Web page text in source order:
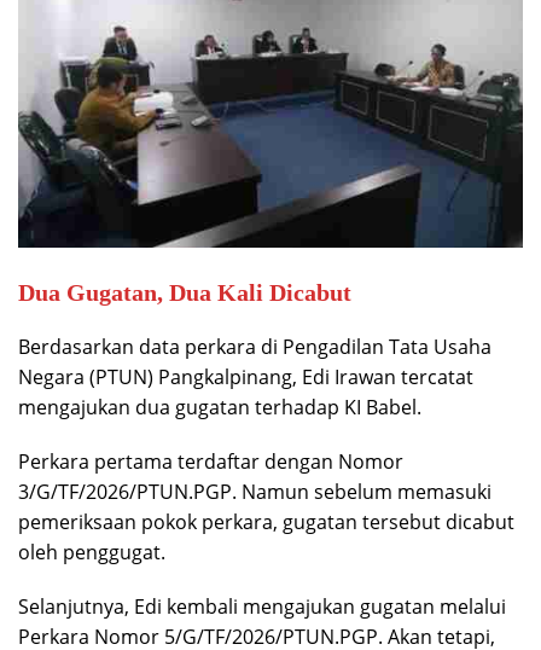
Dua Gugatan, Dua Kali Dicabut
Berdasarkan data perkara di Pengadilan Tata Usaha
Negara (PTUN) Pangkalpinang, Edi Irawan tercatat
mengajukan dua gugatan terhadap KI Babel.
Perkara pertama terdaftar dengan Nomor
3/G/TF/2026/PTUN.PGP. Namun sebelum memasuki
pemeriksaan pokok perkara, gugatan tersebut dicabut
oleh penggugat.
Selanjutnya, Edi kembali mengajukan gugatan melalui
Perkara Nomor 5/G/TF/2026/PTUN.PGP. Akan tetapi,